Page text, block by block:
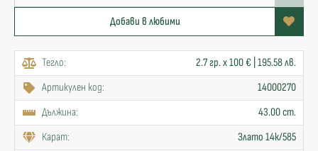
Добави в любими
Тегло:
2.7 гр. x 100 € | 195.58 лв.
Артикулен код:
14000270
Дължина:
43.00 cm.
Карат:
Злато 14к/585